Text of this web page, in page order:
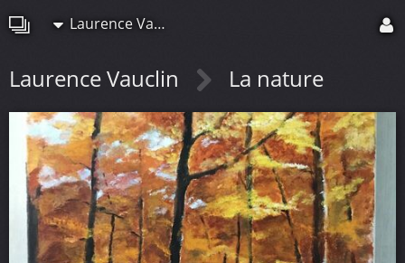
Laurence Vauclin
Laurence Vauclin La nature